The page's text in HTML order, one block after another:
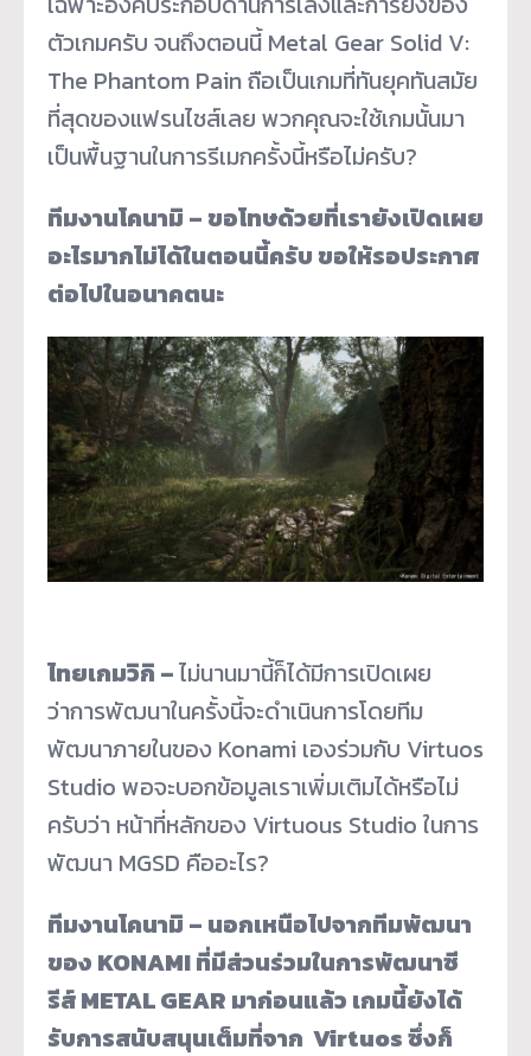
ตัวเกมครับ จนถึงตอนนี้ Metal Gear Solid V:
The Phantom Pain ถือเป็นเกมที่ทันยุคทันสมัย
ที่สุดของแฟรนไชส์เลย พวกคุณจะใช้เกมนั้นมา
เป็นพื้นฐานในการรีเมกครั้งนี้หรือไม่ครับ?
ทีมงานโคนามิ – ขอโทษด้วยที่เรายังเปิดเผย
อะไรมากไม่ได้ในตอนนี้ครับ ขอให้รอประกาศ
ต่อไปในอนาคตนะ
ไทยเกมวิกิ –ไม่นานมานี้ก็ได้มีการเปิดเผย
ว่าการพัฒนาในครั้งนี้จะดำเนินการโดยทีม
พัฒนาภายในของ Konami เองร่วมกับ Virtuos
Studio พอจะบอกข้อมูลเราเพิ่มเติมได้หรือไม่
ครับว่า หน้าที่หลักของ Virtuous Studio ในการ
พัฒนา MGSD คืออะไร?
ทีมงานโคนามิ – นอกเหนือไปจากทีมพัฒนา
ของ KONAMI ที่มีส่วนร่วมในการพัฒนาซี
รีส์ METAL GEAR มาก่อนแล้ว เกมนี้ยังได้
รับการสนับสนุนเต็มที่จาก Virtuos ซึ่งก็